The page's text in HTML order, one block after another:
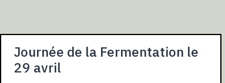
Journée de la Fermentation le
29 avril